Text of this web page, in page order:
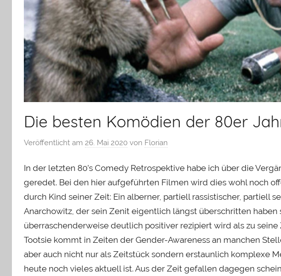
Die besten Komödien der 80er
Veröffentlicht am 26. Mai 2020 von Florian
In der letzten 80’s Comedy Retrospektive habe ich über die
geredet. Bei den hier aufgeführten Filmen wird dies wohl noch
durch Kind seiner Zeit: Ein alberner, partiell rassistischer, partiell
Anarchowitz, der sein Zenit eigentlich längst überschritten
überraschenderweise deutlich positiver rezipiert wird als zu
Tootsie kommt in Zeiten der Gender-Awareness an manchen
aber auch nicht nur als Zeitstück sondern erstaunlich komplexe
heute noch vieles aktuell ist. Aus der Zeit gefallen dagegen